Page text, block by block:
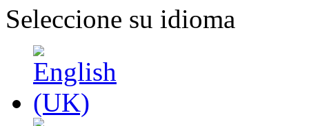
Seleccione su idioma